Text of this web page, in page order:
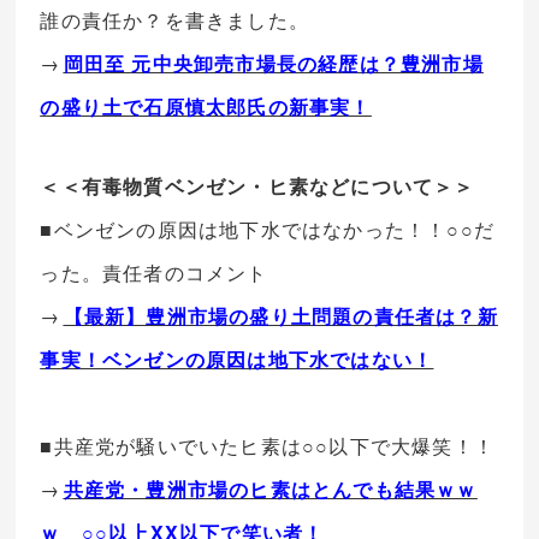
誰の責任か？を書きました。
→ 岡田至 元中央卸売市場長の経歴は？豊洲市場
の盛り土で石原慎太郎氏の新事実！
＜＜有毒物質ベンゼン・ヒ素などについて＞＞
■ベンゼンの原因は地下水ではなかった！！○○だ
った。責任者のコメント
→
【最新】豊洲市場の盛り土問題の責任者は？新
事実！ベンゼンの原因は地下水ではない！
■共産党が騒いでいたヒ素は○○以下で大爆笑！！
→ 共産党・豊洲市場のヒ素はとんでも結果ｗｗ
ｗ ○○以上XX以下で笑い者！